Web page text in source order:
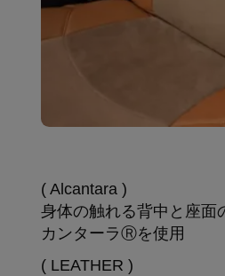
( Alcantara )
身体の触れる背中と座面
カンターラⓇを使用
( LEATHER )